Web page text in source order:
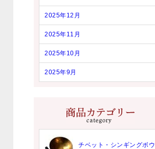
2025年12月
2025年11月
2025年10月
2025年9月
チベット・シンギングボウ